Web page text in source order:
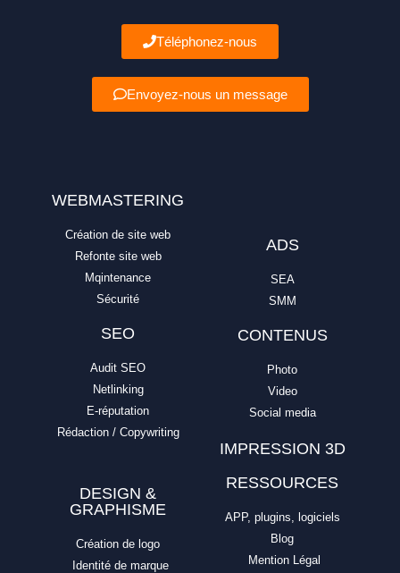
Téléphonez-nous
Envoyez-nous un message
WEBMASTERING
Création de site web
Refonte site web
Mqintenance
Sécurité
SEO
Audit SEO
Netlinking
E-réputation
Rédaction / Copywriting
ADS
SEA
SMM
CONTENUS
Photo
Video
Social media
DESIGN &
GRAPHISME
Création de logo
Identité de marque
IMPRESSION 3D
RESSOURCES
APP, plugins, logiciels
Blog
Mention Légal